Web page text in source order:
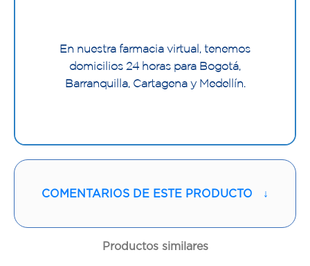
En nuestra farmacia virtual, tenemos
domicilios 24 horas para Bogotá,
Barranquilla, Cartagena y Medellín.
COMENTARIOS DE ESTE PRODUCTO ↓
Productos similares